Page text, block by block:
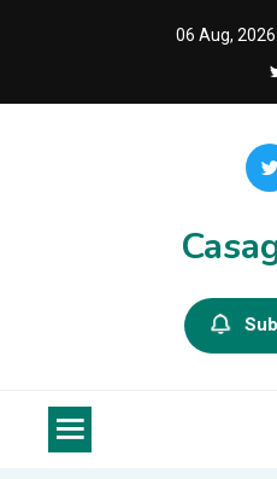
06 Aug, 2026